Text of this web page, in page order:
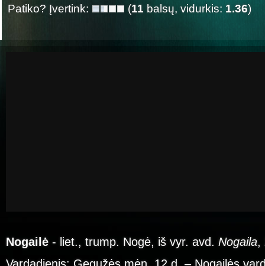
Patiko? Įvertink:
(11 balsų, vidurkis: 1.36)
Nogailė - liet., trump. Nogė, iš vyr. avd. Nogaila,